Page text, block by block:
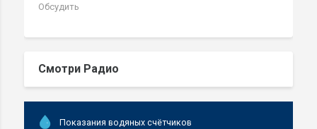
Обсудить
Смотри Радио
Показания водяных счётчиков